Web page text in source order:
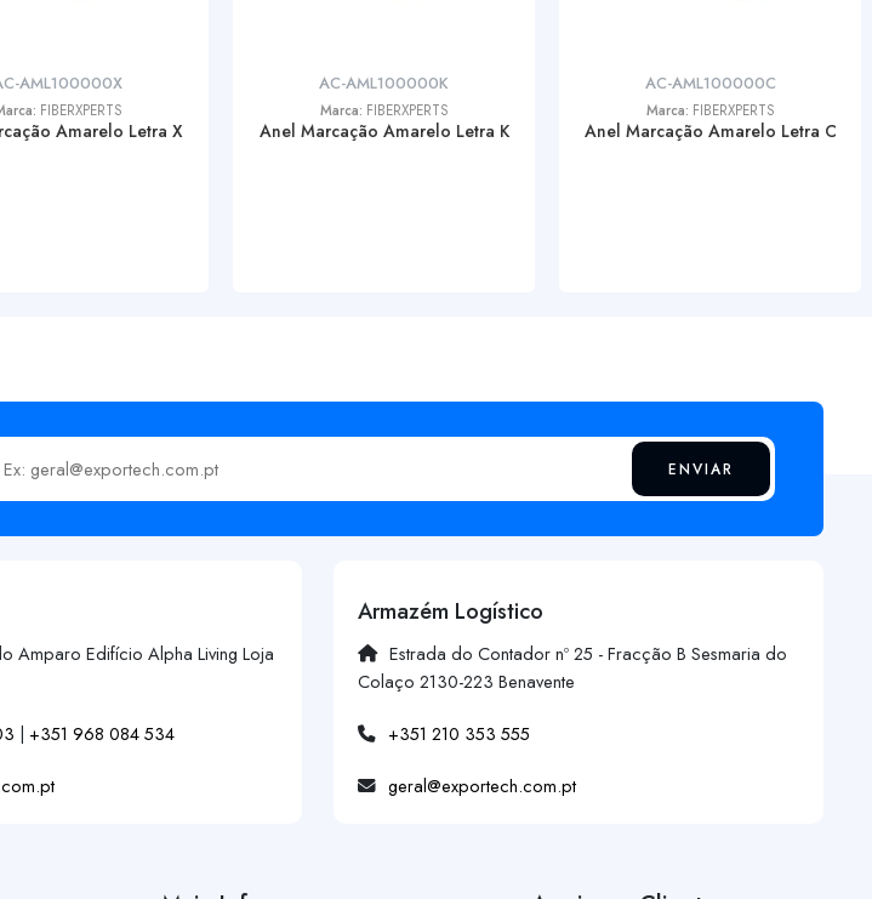
AML100000X
FIBERXPERTS
Amarelo Letra X
AC-AML100000K
Marca: FIBERXPERTS
Anel Marcação Amarelo Letra K
AC-AML100000C
Marca: FIBERXPERTS
Anel Marcação Amarelo Letra C
Insira o seu email ENVIAR
Amparo Edifício Alpha Living Loja
| +351 968 084 534
Armazém Logístico
Estrada do Contador nº 25 - Fracção B Sesmaria do
Colaço 2130-223 Benavente
+351 210 353 555
geral@exportech.com.pt